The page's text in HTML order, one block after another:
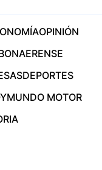
OPINIÓN
DEPORTES
MUNDO MOTOR